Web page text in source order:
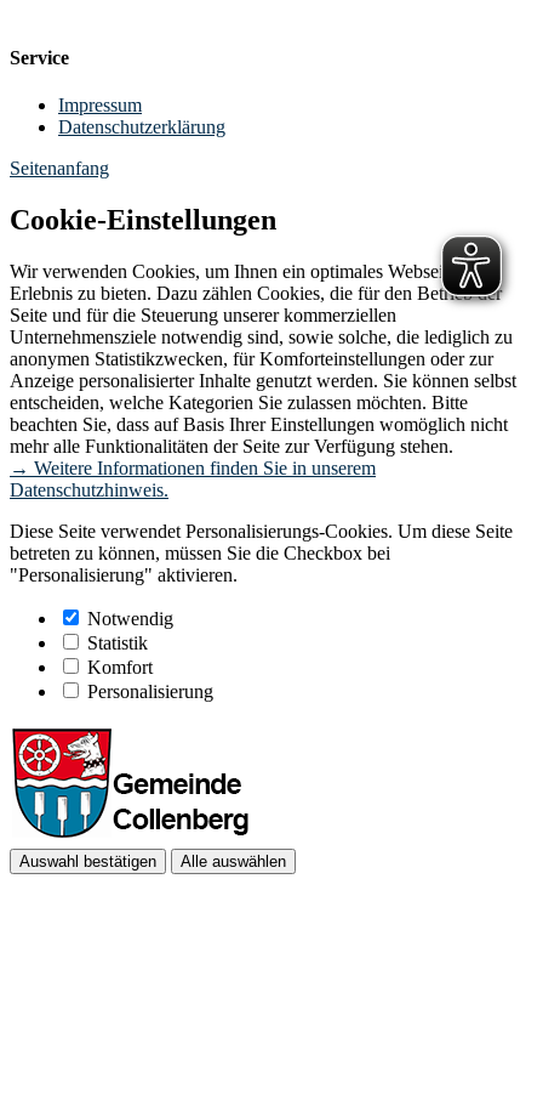
Service
Impressum
Datenschutzerklärung
Seitenanfang
Cookie-Einstellungen
Wir verwenden Cookies, um Ihnen ein optimales Webseiten-
Erlebnis zu bieten. Dazu zählen Cookies, die für den Betrieb der
Seite und für die Steuerung unserer kommerziellen
Unternehmensziele notwendig sind, sowie solche, die lediglich zu
anonymen Statistikzwecken, für Komforteinstellungen oder zur
Anzeige personalisierter Inhalte genutzt werden. Sie können selbst
entscheiden, welche Kategorien Sie zulassen möchten. Bitte
beachten Sie, dass auf Basis Ihrer Einstellungen womöglich nicht
mehr alle Funktionalitäten der Seite zur Verfügung stehen.
→ Weitere Informationen finden Sie in unserem
Datenschutzhinweis.
Diese Seite verwendet Personalisierungs-Cookies. Um diese Seite
betreten zu können, müssen Sie die Checkbox bei
"Personalisierung" aktivieren.
Notwendig
Statistik
Komfort
Personalisierung
Auswahl bestätigen Alle auswählen